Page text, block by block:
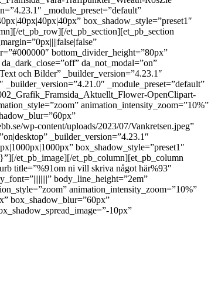
_module_preset=”default”
box_shadow_style=”preset1″
et_pb_row][/et_pb_section][et_pb_section
bottom_divider_height=”80px”
da_not_modal=”on”
och Bilder” _builder_version=”4.23.1″
_builder_version=”4.21.0″ _module_preset=”default”
OpenClipart-
animation_intensity_zoom=”10%”
wp-content/uploads/2023/07/Vankretsen.jpeg”
_builder_version=”4.23.1″
box_shadow_style=”preset1″
et_pb_image][/et_pb_column][et_pb_column
title=”%91om ni vill skriva något här%93″
body_line_height=”2em”
animation_intensity_zoom=”10%”
box_shadow_blur=”60px”
10px”